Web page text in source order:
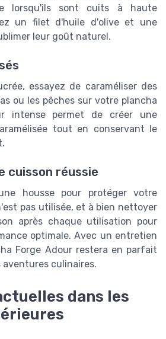
lorsqu'ils sont cuits à haute
un filet d'huile d'olive et une
leur goût naturel.
essayez de caraméliser des
ou les pêches sur votre plancha
intense permet de créer une
tout en conservant le
cuisson réussie
housse pour protéger votre
pas utilisée, et à bien nettoyer
après chaque utilisation pour
optimale. Avec un entretien
Forge Adour restera en parfait
culinaires.
dans les